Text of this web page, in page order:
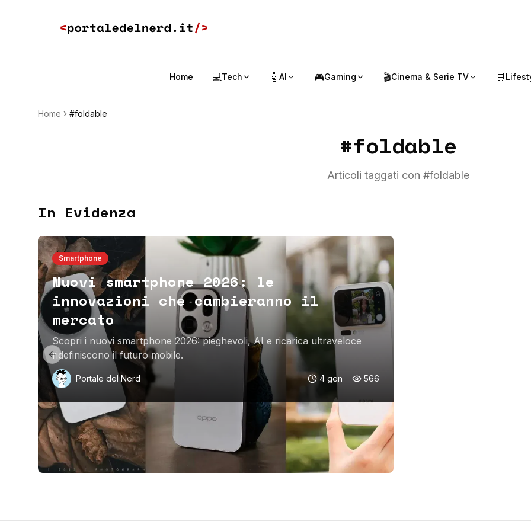
Home 💻Tech 🤖AI 🎮Gaming 🎬Cinema & Serie TV 🛒
Home #foldable
#foldable
Articoli taggati con #foldable
In Evidenza
Smartphone
Nuovi smartphone 2026: le
innovazioni che cambieranno il
mercato
Scopri i nuovi smartphone 2026: pieghevoli, AI e ricarica ultraveloce
ridefiniscono il futuro mobile.
Portale del Nerd 4 gen 566
Previous slide